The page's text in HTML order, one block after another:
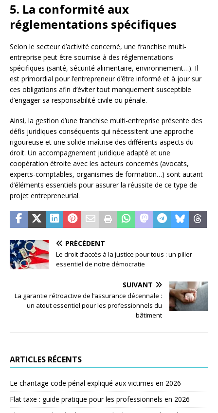
5. La conformité aux
réglementations spécifiques
Selon le secteur d’activité concerné, une franchise multi-
entreprise peut être soumise à des réglementations
spécifiques (santé, sécurité alimentaire, environnement…). Il
est primordial pour l’entrepreneur d’être informé et à jour sur
ces obligations afin d’éviter tout manquement susceptible
d’engager sa responsabilité civile ou pénale.
Ainsi, la gestion d’une franchise multi-entreprise présente des
défis juridiques conséquents qui nécessitent une approche
rigoureuse et une solide maîtrise des différents aspects du
droit. Un accompagnement juridique adapté et une
coopération étroite avec les acteurs concernés (avocats,
experts-comptables, organismes de formation…) sont autant
d’éléments essentiels pour assurer la réussite de ce type de
projet entrepreneurial.
PRÉCÉDENT
Le droit d’accès à la justice pour tous : un pilier
essentiel de notre démocratie
SUIVANT
La garantie rétroactive de l’assurance décennale :
un atout essentiel pour les professionnels du
bâtiment
ARTICLES RÉCENTS
Le chantage code pénal expliqué aux victimes en 2026
Flat taxe : guide pratique pour les professionnels en 2026